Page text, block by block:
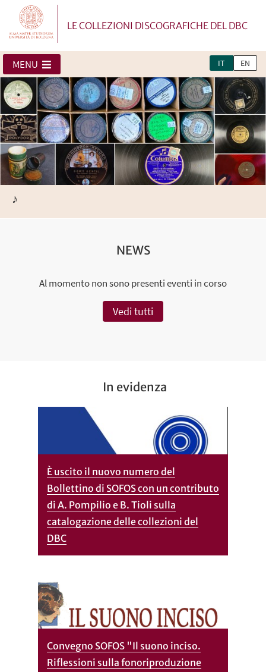
LE COLLEZIONI DISCOGRAFICHE DEL DBC
IT EN
MENU
♪
NEWS
Al momento non sono presenti eventi in corso
Vedi tutti
In evidenza
È uscito il nuovo numero del
Bollettino di SOFOS con un contributo
di A. Pompilio e B. Tioli sulla
catalogazione delle collezioni del
DBC
Convegno SOFOS "Il suono inciso.
Riflessioni sulla fonoriproduzione